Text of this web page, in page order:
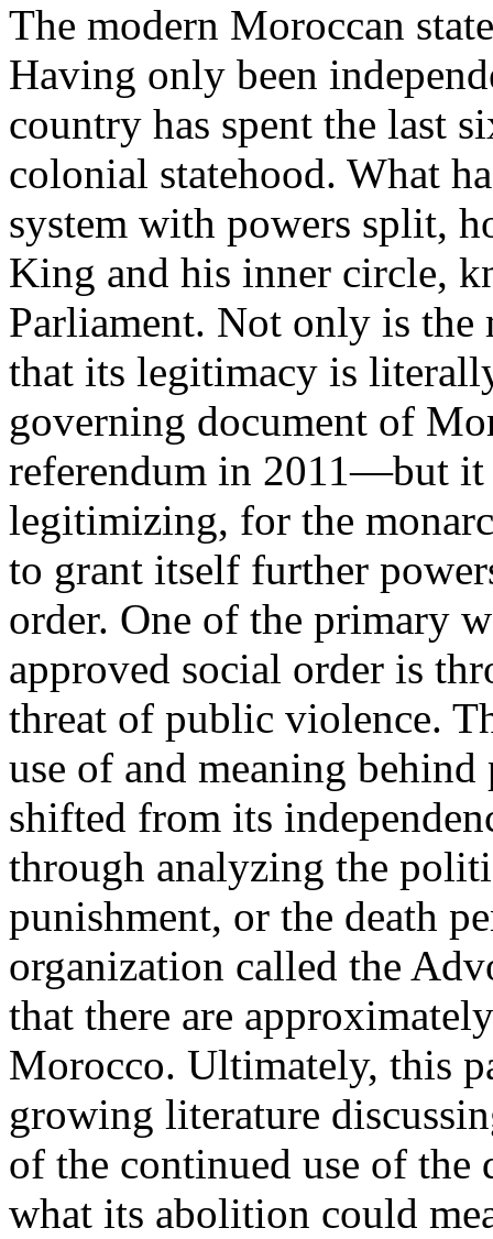
The modern Moroccan
Having only been
country has spent the last
colonial statehood. What
system with powers split,
King and his inner circle,
Parliament. Not only is
that its legitimacy is
governing document of
referendum in 2011—but it
legitimizing, for the
to grant itself further
order. One of the primary
approved social order is
threat of public violence.
use of and meaning
shifted from its
through analyzing the
punishment, or the death
organization called the
that there are
Morocco. Ultimately, this
growing literature
of the continued use of
what its abolition could